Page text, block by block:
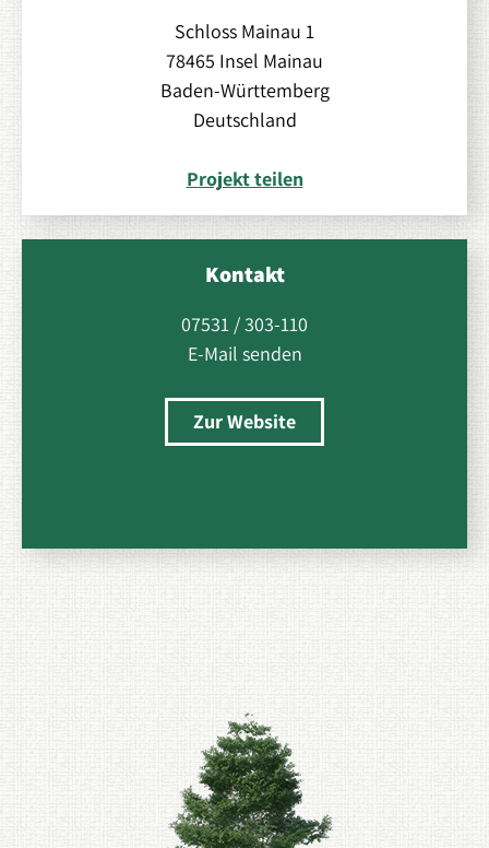
Schloss Mainau 1
78465 Insel Mainau
Baden-Württemberg
Deutschland
Projekt teilen
Kontakt
07531 / 303-110
E-Mail senden
Zur Website